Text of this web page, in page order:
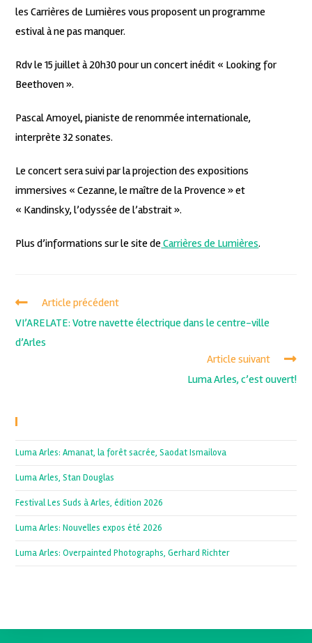
les Carrières de Lumières vous proposent un programme
estival à ne pas manquer.
Rdv le 15 juillet à 20h30 pour un concert inédit « Looking for
Beethoven ».
Pascal Amoyel, pianiste de renommée internationale,
interprète 32 sonates.
Le concert sera suivi par la projection des expositions
immersives « Cezanne, le maître de la Provence » et
« Kandinsky, l’odyssée de l’abstrait ».
Plus d’informations sur le site de Carrières de Lumières.
Article précédent
VI’ARELATE: Votre navette électrique dans le centre-ville
d’Arles
Article suivant
Luma Arles, c’est ouvert!
Luma Arles: Amanat, la forêt sacrée, Saodat Ismailova
Luma Arles, Stan Douglas
Festival Les Suds à Arles, édition 2026
Luma Arles: Nouvelles expos été 2026
Luma Arles: Overpainted Photographs, Gerhard Richter